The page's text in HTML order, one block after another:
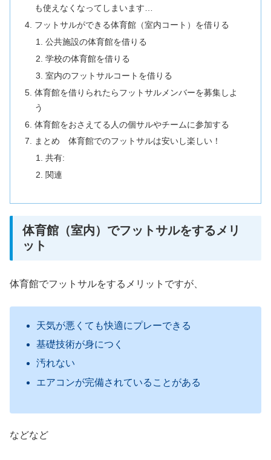
も使えなくなってしまいます…
フットサルができる体育館（室内コート）を借りる
公共施設の体育館を借りる
学校の体育館を借りる
室内のフットサルコートを借りる
体育館を借りられたらフットサルメンバーを募集しよ
う
体育館をおさえてる人の個サルやチームに参加する
まとめ 体育館でのフットサルは安いし楽しい！
共有:
関連
体育館（室内）でフットサルをするメリ
ット
体育館でフットサルをするメリットですが、
天気が悪くても快適にプレーできる
基礎技術が身につく
汚れない
エアコンが完備されていることがある
などなど